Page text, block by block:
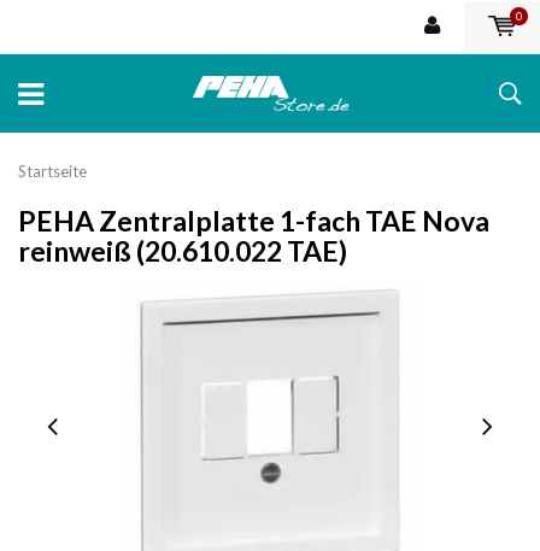
0
Startseite
PEHA Zentralplatte 1-fach TAE Nova
reinweiß (20.610.022 TAE)